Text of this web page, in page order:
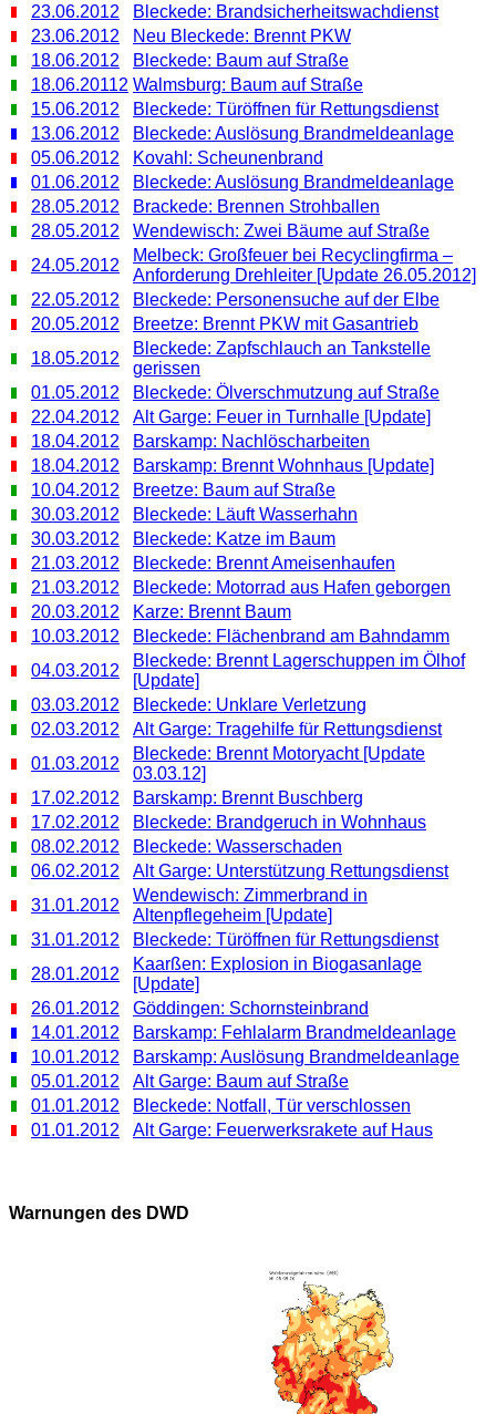
23.06.2012
Bleckede: Brandsicherheitswachdienst
23.06.2012
Neu Bleckede: Brennt PKW
18.06.2012
Bleckede: Baum auf Straße
18.06.20112 Walmsburg: Baum auf Straße
15.06.2012
Bleckede: Türöffnen für Rettungsdienst
13.06.2012
Bleckede: Auslösung Brandmeldeanlage
05.06.2012
Kovahl: Scheunenbrand
01.06.2012
Bleckede: Auslösung Brandmeldeanlage
28.05.2012
Brackede: Brennen Strohballen
28.05.2012
Wendewisch: Zwei Bäume auf Straße
24.05.2012
Melbeck: Großfeuer bei Recyclingfirma –
Anforderung Drehleiter [Update 26.05.2012]
22.05.2012
Bleckede: Personensuche auf der Elbe
20.05.2012
Breetze: Brennt PKW mit Gasantrieb
18.05.2012
Bleckede: Zapfschlauch an Tankstelle
gerissen
01.05.2012
Bleckede: Ölverschmutzung auf Straße
22.04.2012
Alt Garge: Feuer in Turnhalle [Update]
18.04.2012
Barskamp: Nachlöscharbeiten
18.04.2012
Barskamp: Brennt Wohnhaus [Update]
10.04.2012
Breetze: Baum auf Straße
30.03.2012
Bleckede: Läuft Wasserhahn
30.03.2012
Bleckede: Katze im Baum
21.03.2012
Bleckede: Brennt Ameisenhaufen
21.03.2012
Bleckede: Motorrad aus Hafen geborgen
20.03.2012
Karze: Brennt Baum
10.03.2012
Bleckede: Flächenbrand am Bahndamm
04.03.2012
Bleckede: Brennt Lagerschuppen im Ölhof
[Update]
03.03.2012
Bleckede: Unklare Verletzung
02.03.2012
Alt Garge: Tragehilfe für Rettungsdienst
01.03.2012
Bleckede: Brennt Motoryacht [Update
03.03.12]
17.02.2012
Barskamp: Brennt Buschberg
17.02.2012
Bleckede: Brandgeruch in Wohnhaus
08.02.2012
Bleckede: Wasserschaden
06.02.2012
Alt Garge: Unterstützung Rettungsdienst
31.01.2012
Wendewisch: Zimmerbrand in
Altenpflegeheim [Update]
31.01.2012
Bleckede: Türöffnen für Rettungsdienst
28.01.2012
Kaarßen: Explosion in Biogasanlage
[Update]
26.01.2012
Göddingen: Schornsteinbrand
14.01.2012
Barskamp: Fehlalarm Brandmeldeanlage
10.01.2012
Barskamp: Auslösung Brandmeldeanlage
05.01.2012
Alt Garge: Baum auf Straße
01.01.2012
Bleckede: Notfall, Tür verschlossen
01.01.2012
Alt Garge: Feuerwerksrakete auf Haus
Warnungen des DWD